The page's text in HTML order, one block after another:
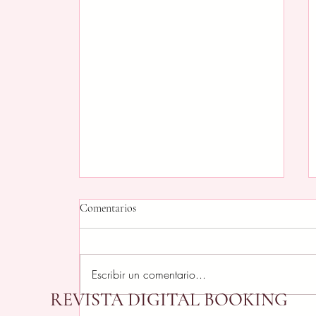
Comentarios
Escribir un comentario...
REVISTA DIGITAL BOOKING